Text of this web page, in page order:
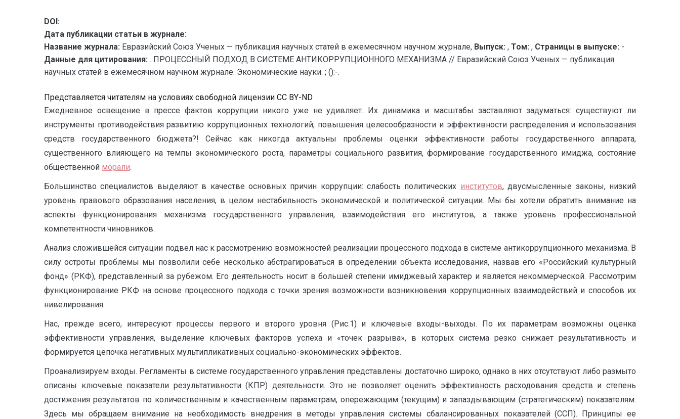
DOI:
Дата публикации статьи в журнале:
Название журнала: Евразийский Союз Ученых — публикация научных статей в ежемесячном научном журнале, Выпуск: , Том: , Страницы в выпуске: -
Данные для цитирования: . ПРОЦЕССНЫЙ ПОДХОД В СИСТЕМЕ АНТИКОРРУПЦИОННОГО МЕХАНИЗМА // Евразийский Союз Ученых — публикация
научных статей в ежемесячном научном журнале. Экономические науки. ; ():-.
Представляется читателям на условиях свободной лицензии CC BY-ND
Ежедневное освещение в прессе фактов коррупции никого уже не удивляет. Их динамика и масштабы заставляют задуматься: существуют ли
инструменты противодействия развитию коррупционных технологий, повышения целесообразности и эффективности распределения и использования
средств государственного бюджета?! Сейчас как никогда актуальны проблемы оценки эффективности работы государственного аппарата,
существенного влияющего на темпы экономического роста, параметры социального развития, формирование государственного имиджа, состояние
общественной морали.
Большинство специалистов выделяют в качестве основных причин коррупции: слабость политических институтов, двусмысленные законы, низкий
уровень правового образования населения, в целом нестабильность экономической и политической ситуации. Мы бы хотели обратить внимание на
аспекты функционирования механизма государственного управления, взаимодействия его институтов, а также уровень профессиональной
компетентности чиновников.
Анализ сложившейся ситуации подвел нас к рассмотрению возможностей реализации процессного подхода в системе антикоррупционного механизма. В
силу остроты проблемы мы позволили себе несколько абстрагироваться в определении объекта исследования, назвав его «Российский культурный
фонд» (РКФ), представленный за рубежом. Его деятельность носит в большей степени имиджевый характер и является некоммерческой. Рассмотрим
функционирование РКФ на основе процессного подхода с точки зрения возможности возникновения коррупционных взаимодействий и способов их
нивелирования.
Нас, прежде всего, интересуют процессы первого и второго уровня (Рис.1) и ключевые входы-выходы. По их параметрам возможны оценка
эффективности управления, выделение ключевых факторов успеха и «точек разрыва», в которых система резко снижает результативность и
формируется цепочка негативных мультипликативных социально-экономических эффектов.
Проанализируем входы. Регламенты в системе государственного управления представлены достаточно широко, однако в них отсутствуют либо размыто
описаны ключевые показатели результативности (КПР) деятельности. Это не позволяет оценить эффективность расходования средств и степень
достижения результатов по количественным и качественным параметрам, опережающим (текущим) и запаздывающим (стратегическим) показателям.
Здесь мы обращаем внимание на необходимость внедрения в методы управления системы сбалансированных показателей (ССП). Принципы ее